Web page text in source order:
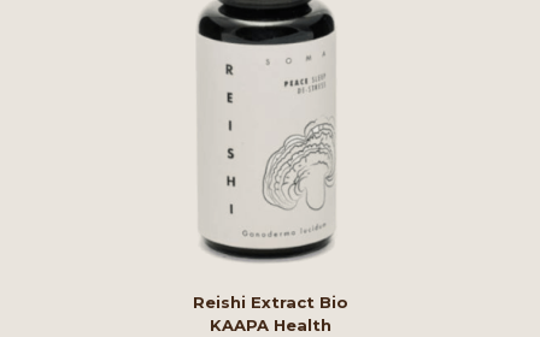
Reishi Extract Bio
KAAPA Health